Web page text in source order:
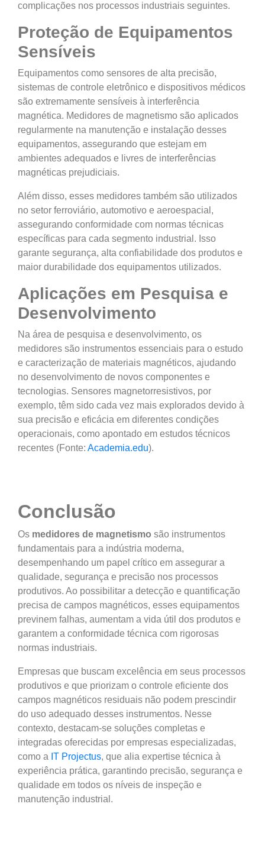
complicações nos processos industriais seguintes.
Proteção de Equipamentos
Sensíveis
Equipamentos como sensores de alta precisão,
sistemas de controle eletrônico e dispositivos médicos
são extremamente sensíveis à interferência
magnética. Medidores de magnetismo são aplicados
regularmente na manutenção e instalação desses
equipamentos, assegurando que estejam em
ambientes adequados e livres de interferências
magnéticas prejudiciais.
Além disso, esses medidores também são utilizados
no setor ferroviário, automotivo e aeroespacial,
assegurando conformidade com normas técnicas
específicas para cada segmento industrial. Isso
garante segurança, alta confiabilidade dos produtos e
maior durabilidade dos equipamentos utilizados.
Aplicações em Pesquisa e
Desenvolvimento
Na área de pesquisa e desenvolvimento, os
medidores são instrumentos essenciais para o estudo
e caracterização de materiais magnéticos, ajudando
no desenvolvimento de novos componentes e
tecnologias. Sensores magnetorresistivos, por
exemplo, têm sido cada vez mais explorados devido à
sua precisão e eficácia em diferentes condições
operacionais, como apontado em estudos técnicos
recentes (Fonte: Academia.edu).
Conclusão
Os medidores de magnetismo são instrumentos
fundamentais para a indústria moderna,
desempenhando um papel crítico em assegurar a
qualidade, segurança e precisão nos processos
produtivos. Ao possibilitar a detecção e quantificação
precisa de campos magnéticos, esses equipamentos
previnem falhas, aumentam a vida útil dos produtos e
garantem a conformidade técnica com rigorosas
normas industriais.
Empresas que buscam excelência em seus processos
produtivos e que priorizam o controle eficiente dos
campos magnéticos residuais não podem prescindir
do uso adequado desses instrumentos. Nesse
contexto, destacam-se soluções completas e
integradas oferecidas por empresas especializadas,
como a IT Projectus, que alia expertise técnica à
experiência prática, garantindo precisão, segurança e
qualidade em todos os níveis de inspeção e
manutenção industrial.